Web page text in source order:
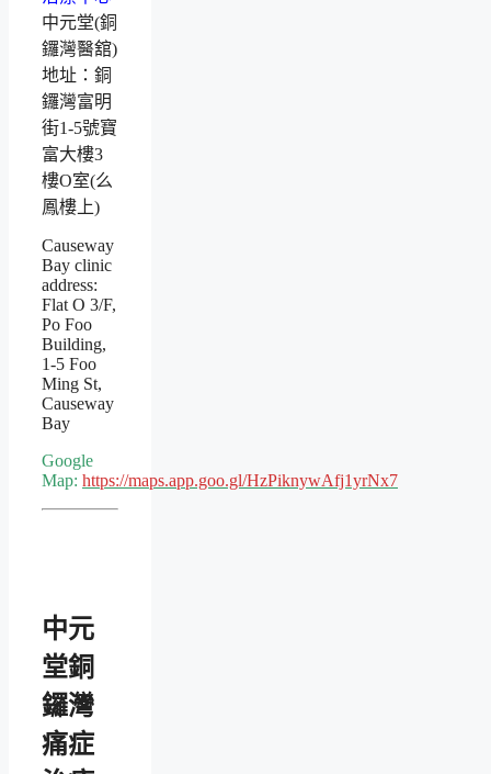
中元堂(銅
鑼灣醫舘)
地址：銅
鑼灣富明
街1-5號寶
富大樓3
樓O室(么
鳳樓上)
Causeway
Bay clinic
address:
Flat O 3/F,
Po Foo
Building,
1-5 Foo
Ming St,
Causeway
Bay
Google
Map: https://maps.app.goo.gl/HzPiknywAfj1yrNx7
中元
堂銅
鑼灣
痛症